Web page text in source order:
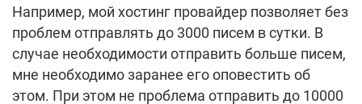
Например, мой хостинг провайдер позволяет без
проблем отправлять до 3000 писем в сутки. В
случае необходимости отправить больше писем,
мне необходимо заранее его оповестить об
этом. При этом не проблема отправить до 10000